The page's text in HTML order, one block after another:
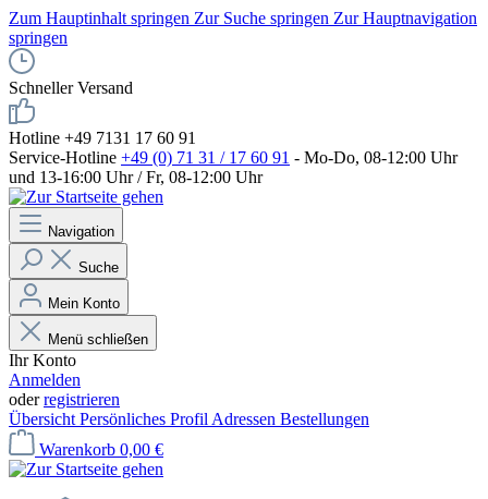
Zum Hauptinhalt springen Zur Suche springen Zur Hauptnavigation
springen
Schneller Versand
Hotline +49 7131 17 60 91
Service-Hotline +49 (0) 71 31 / 17 60 91 - Mo-Do, 08-12:00 Uhr
und 13-16:00 Uhr / Fr, 08-12:00 Uhr
Navigation
Suche
Mein Konto
Menü schließen
Ihr Konto
Anmelden
oderregistrieren
Übersicht Persönliches Profil Adressen Bestellungen
Warenkorb 0,00 €